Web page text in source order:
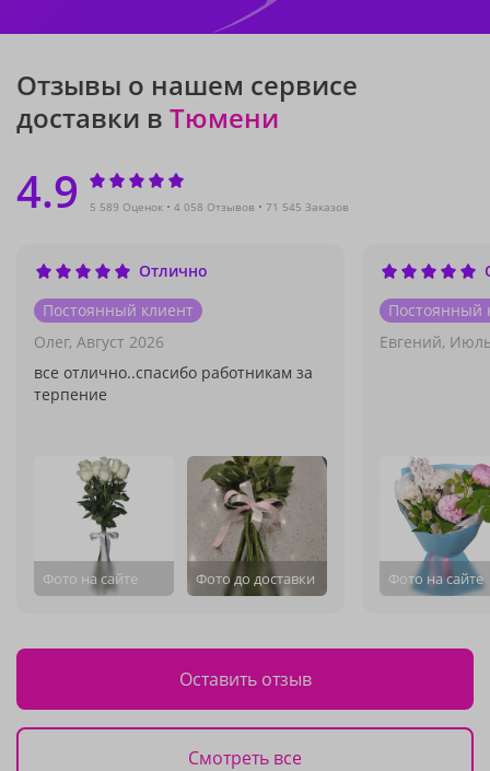
Отзывы о нашем сервисе
доставки в Тюмени
4.9 5 589 Оценок 4 058 Отзывов 71 545 Заказов
Отлично
Постоянный клиент
Олег, Август 2026
все отлично..спасибо работникам за
терпение
Фото на сайте Фото до доставки
Постоянный
Евгений,
Фото на сайте
Оставить отзыв
Смотреть все